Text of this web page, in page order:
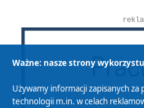
Ważne: nasze strony
Używamy informacji zapisanych
technologii m.in. w celach